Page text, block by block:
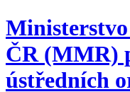
ČR (MMR)
ústředních